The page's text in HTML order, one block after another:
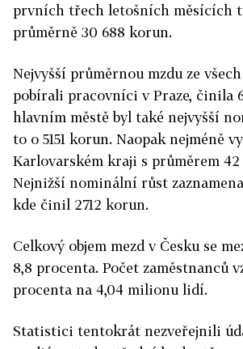
prvních třech letošních měsících
průměrně 30 688 korun.
Nejvyšší průměrnou mzdu ze
pobírali pracovníci v Praze, činila
hlavním městě byl také nejvyšší
to o 5151 korun. Naopak nejméně
Karlovarském kraji s průměrem 42
Nejnižší nominální růst
kde činil 2712 korun.
Celkový objem mezd v Česku se
8,8 procenta. Počet zaměstnanců
procenta na 4,04 milionu lidí.
Statistici tentokrát nezveřejnili